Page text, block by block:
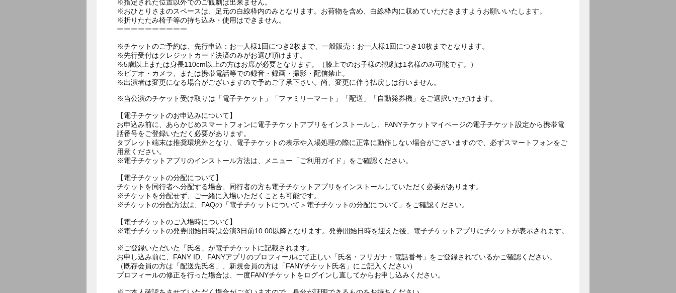
※指定された位置以外でのご観劇は出来ません。
※おひとりさまのスペースは、足元の白線枠内のみとなります。お荷物を含め、白線枠内に収めていただきますようお願いいたします。
※折りたたみ椅子等の持ち込み・使用はできません。
ーーーーーーーーーー
※チケットのご予約は、先行申込：お一人様1回につき2枚まで、一般販売：お一人様1回につき10枚までとなります。
※先行受付はクレジットカード決済のみがお選び頂けます。
※5歳以上または身長110cm以上の方はお席が必要となります。（膝上でのお子様の観劇は1名様のみ可能です。）
※ビデオ・カメラ、または携帯電話等での録音・録画・撮影・配信禁止。
※出演者は変更になる場合がございますので予めご了承下さい。尚、変更に伴う払戻しは行いません。
※当公演のチケット受け取りは「電子チケット」「ファミリーマート」「配送」「自動発券機」をご選択いただけます。
【電子チケットのお申込みについて】
お申込み前に、あらかじめスマートフォンに電子チケットアプリをインストールし、FANYチケットマイページの電子チケット設定から携帯電
話番号をご登録いただく必要があります。
タブレット端末は推奨環境外となり、電子チケットの表示や入場処理の際に正常に動作しない場合がございますので、必ずスマートフォンをご
用意ください。
※電子チケットアプリのインストール方法は、メニュー「ご利用ガイド」をご確認ください。
【電子チケットの分配について】
チケットを同行者へ分配する場合、同行者の方も電子チケットアプリをインストールしていただく必要があります。
※チケットを分配せず、ご一緒に入場いただくことも可能です。
※チケットの分配方法は、FAQの「電子チケットについて＞電子チケットの分配について」をご確認ください。
【電子チケットのご入場時について】
※電子チケットの発券開始日時は公演3日前10:00以降となります。発券開始日時を迎えた後、電子チケットアプリにチケットが表示されます。
※ご登録いただいた「氏名」が電子チケットに記載されます。
お申し込み前に、FANY ID、FANYアプリのプロフィールにて正しい「氏名・フリガナ・電話番号」をご登録されているかご確認ください。
（既存会員の方は「配送先氏名」、新規会員の方は「FANYチケット氏名」にご記入ください）
プロフィールの修正を行った場合は、一度FANYチケットをログインし直してからお申し込みください。